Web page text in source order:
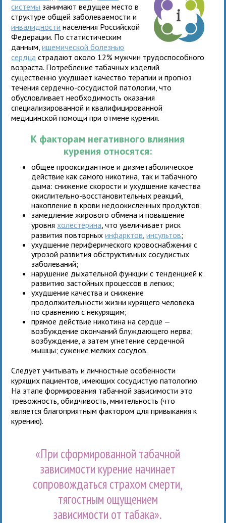
системы занимают ведущее место в
структуре общей заболеваемости и
инвалидности населения Российской
Федерации. По статистическим
данным,ишемической болезнью
сердца страдают около 12% мужчин трудоспособного
возраста. Потребление табачных изделий
существенно ухудшает качество терапии и прогноз
течения сердечно-сосудистой патологии, что
обусловливает необходимость оказания
специализированной и квалифицированной
медицинской помощи при отмене курения.
К факторам негативного влияния
курения относятся:
общее прооксидантное и дизметаболическое
действие как самого никотина, так и табачного
дыма: снижение скорости и ухудшение качества
окислительно-восстановительных реакций,
накопление в крови недоокисленных продуктов;
замедление жирового обмена и повышение
уровня холестерина , что увеличивает риск
развития повторныхинфарктов ,инсультов;
ухудшение периферического кровоснабжения с
угрозой развития обструктивных сосудистых
заболеваний;
нарушение дыхательной функции с тенденцией к
развитию застойных процессов в легких;
ухудшение качества и снижение
продолжительности жизни курящего человека
по сравнению с некурящим;
прямое действие никотина на сердце —
возбуждение окончаний блуждающего нерва;
возбуждение, а затем угнетение сердечной
мышцы; сужение мелких сосудов.
Следует учитывать и личностные особенности
курящих пациентов, имеющих сосудистую патологию.
На этапе формирования табачной зависимости это
тревожность, обидчивость, мнительность (что
является благоприятным фактором для привыкания к
курению).
«При сформированной табачной
зависимости курение начинает
сопровождаться страхом смерти,
тягостным ощущением
зависимости от табака».